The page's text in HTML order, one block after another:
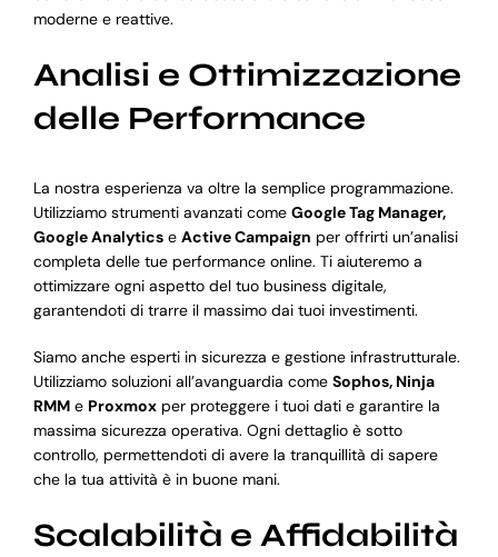
moderne e reattive.
Analisi e Ottimizzazione
delle Performance
La nostra esperienza va oltre la semplice programmazione.
Utilizziamo strumenti avanzati come Google Tag Manager,
Google Analyticse Active Campaign per offrirti un’analisi
completa delle tue performance online. Ti aiuteremo a
ottimizzare ogni aspetto del tuo business digitale,
garantendoti di trarre il massimo dai tuoi investimenti.
Siamo anche esperti in sicurezza e gestione infrastrutturale.
Utilizziamo soluzioni all’avanguardia come Sophos, Ninja
RMMe Proxmoxper proteggere i tuoi dati e garantire la
massima sicurezza operativa. Ogni dettaglio è sotto
controllo, permettendoti di avere la tranquillità di sapere
che la tua attività è in buone mani.
Scalabilità e Affidabilità